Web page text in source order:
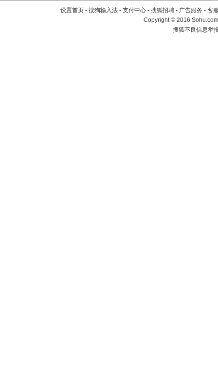
设置首页 - 搜狗输入法 - 支付中心 - 搜狐招聘 - 广告服务 - 客
Copyright©2016
搜狐不良信息举